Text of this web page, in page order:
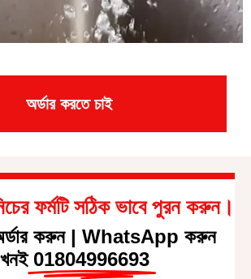
অর্ডার করতে চাই
ফর্মটি সঠিক ভাবে পুরন করুন।
করুন | WhatsApp করুন
01804996693